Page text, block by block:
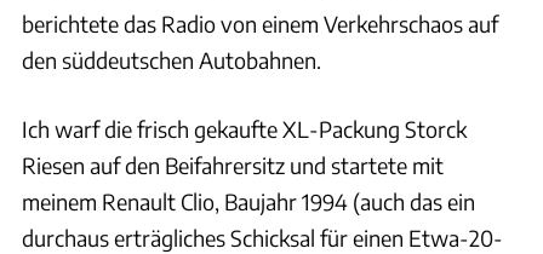
berichtete das Radio von einem Verkehrschaos auf
den süddeutschen Autobahnen.
Ich warf die frisch gekaufte XL-Packung Storck
Riesen auf den Beifahrersitz und startete mit
meinem Renault Clio, Baujahr 1994 (auch das ein
durchaus erträgliches Schicksal für einen Etwa-20-